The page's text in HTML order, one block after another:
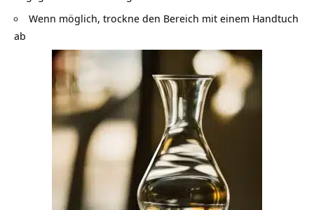
Wenn möglich, trockne den Bereich mit einem Handtuch
ab